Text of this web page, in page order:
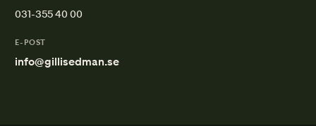
031-355 40 00
E-POST
info@gillisedman.se